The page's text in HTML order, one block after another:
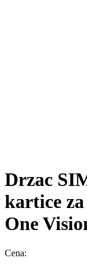
Drzac
kartice
One
Cena: